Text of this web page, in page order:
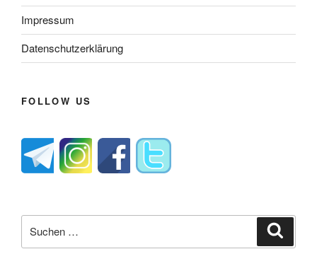
Impressum
Datenschutzerklärung
FOLLOW US
nach: